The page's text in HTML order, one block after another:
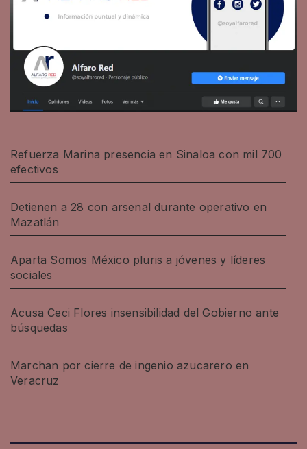
Refuerza Marina presencia en Sinaloa con mil 700
efectivos
Detienen a 28 con arsenal durante operativo en
Mazatlán
Aparta Somos México pluris a jóvenes y líderes
sociales
Acusa Ceci Flores insensibilidad del Gobierno ante
búsquedas
Marchan por cierre de ingenio azucarero en
Veracruz